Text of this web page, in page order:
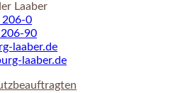
Laaber
206-0
90
laaber.de
laaber.de